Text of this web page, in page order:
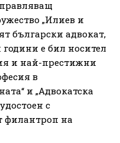
„Илиев и
български адвокат,
години е бил носител
и най-престижни
в
и „Адвокатска
с
филантроп на